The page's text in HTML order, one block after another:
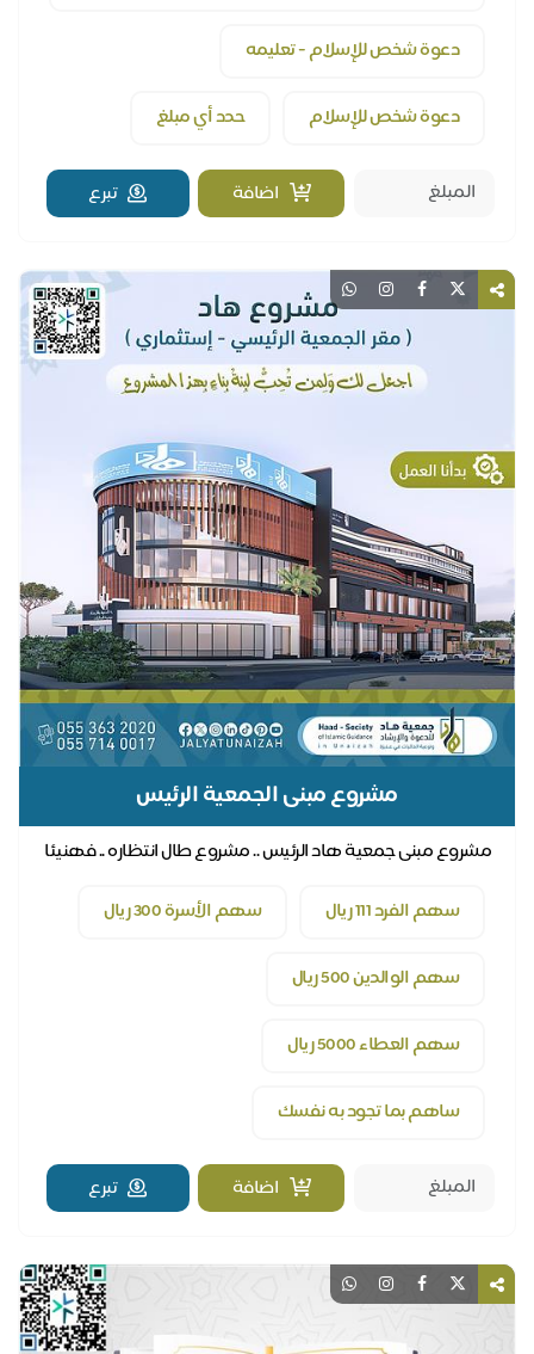
دعوة شخص للإسلام - تعليمه
دعوة شخص للإسلام حدد أي مبلغ
اضافة تبرع
مشروع مبنى الجمعية الرئيس
مشروع مبنى جمعية هاد الرئيس .. مشروع طال انتظاره .. فهنيئا
سهم الفرد 111 ريال
سهم الأسرة 300 ريال
سهم الوالدين 500 ريال
سهم العطاء 5000 ريال
ساهم بما تجود به نفسك
اضافة تبرع